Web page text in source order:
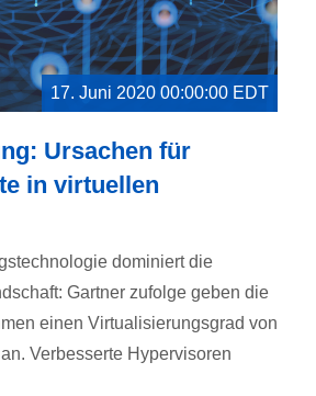
17. Juni 2020 00:00:00 EDT
Ursachen für
in virtuellen
dominiert die
Gartner zufolge geben die
einen Virtualisierungsgrad von
Verbesserte Hypervisoren